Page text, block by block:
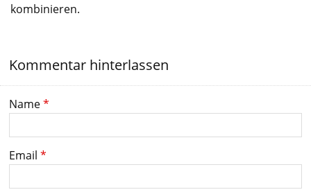
kombinieren.
Kommentar hinterlassen
Name*
Email *